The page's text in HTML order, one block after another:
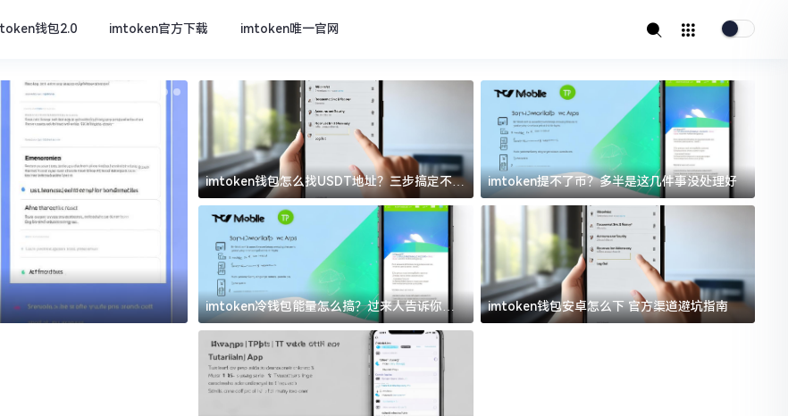
钱包2.0 imtoken官方下载 imtoken唯一官网
imtoken官方下载
imtoken钱包怎么找USDT地址？三步搞定不踩
坑
imtoken提不了币？多半是这几件事没处理好
imtoken冷钱包能量怎么搞？过来人告诉你门
道
imtoken钱包安卓怎么下 官方渠道避坑指南